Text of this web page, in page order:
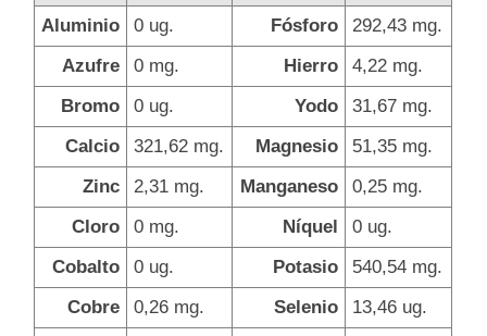
Aluminio 0 ug. Fósforo
292,43 mg.
Azufre
0 mg. Hierro
4,22 mg.
Bromo
0 ug. Yodo
31,67 mg.
Calcio
321,62 mg. Magnesio
51,35 mg.
Zinc
2,31 mg. Manganeso
0,25 mg.
Cloro
0 mg. Níquel
0 ug.
Cobalto
0 ug. Potasio
540,54 mg.
Cobre
0,26 mg. Selenio
13,46 ug.